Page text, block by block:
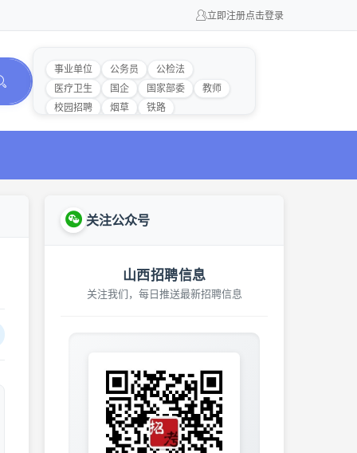
立即注册点击登录
事业单位 公务员
公检法
医疗卫生
国企 国家部委
教师
校园招聘
烟草 铁路
关注公众号
山西招聘信息
关注我们，每日推送最新招聘信息